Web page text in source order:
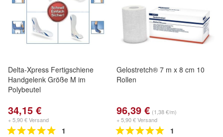
Delta-Xpress Fertigschiene
Handgelenk Größe M im
Polybeutel
34,15 €
+ 5,90 € Versand
1
Gelostretch® 7 m x 8 cm 10
Rollen
96,39 € (1,38 €/m)
+ 5,90 € Versand
1